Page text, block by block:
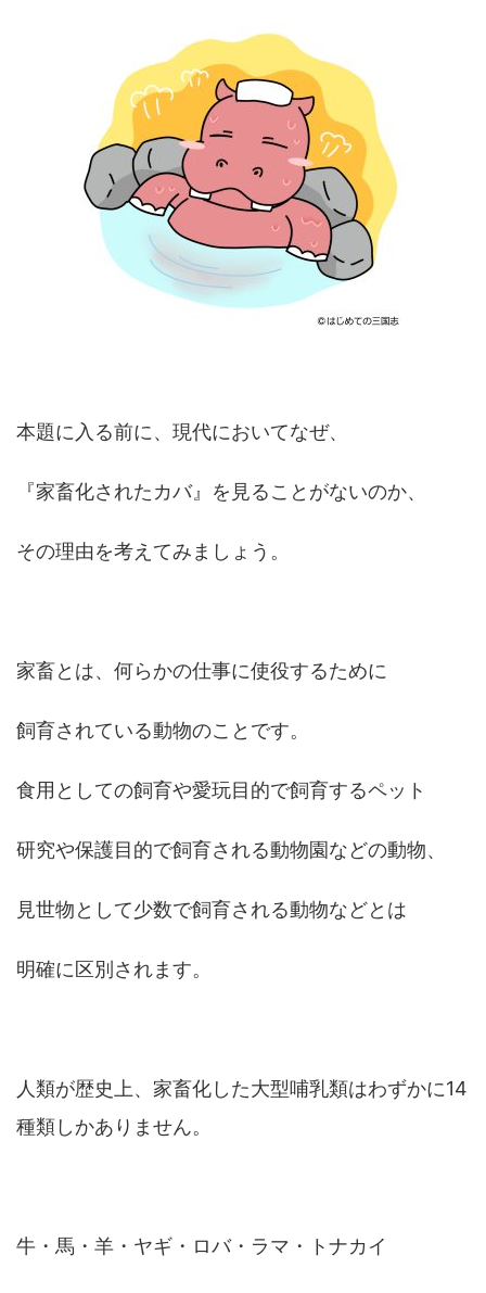
本題に入る前に、現代においてなぜ、
『家畜化されたカバ』を見ることがないのか、
その理由を考えてみましょう。
家畜とは、何らかの仕事に使役するために
飼育されている動物のことです。
食用としての飼育や愛玩目的で飼育するペット
研究や保護目的で飼育される動物園などの動物、
見世物として少数で飼育される動物などとは
明確に区別されます。
人類が歴史上、家畜化した大型哺乳類はわずかに14
種類しかありません。
牛・馬・羊・ヤギ・ロバ・ラマ・トナカイ